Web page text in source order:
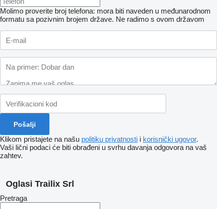
Molimo proverite broj telefona: mora biti naveden u međunarodnom
formatu sa pozivnim brojem države. Ne radimo s ovom državom
Klikom pristajete na našu politiku privatnosti i korisnički ugovor.
Vaši lični podaci će biti obrađeni u svrhu davanja odgovora na vaš
zahtev.
Oglasi Trailix Srl
Pretraga